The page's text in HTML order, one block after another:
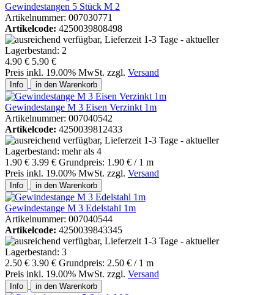
Gewindestangen 5 Stück M 2
Artikelnummer: 007030771
Artikelcode: 4250039808498
4.90 € 5.90 €
Preis inkl. 19.00% MwSt. zzgl. Versand
Info in den Warenkorb
Gewindestange M 3 Eisen Verzinkt 1m
Artikelnummer: 007040542
Artikelcode: 4250039812433
1.90 € 3.99 € Grundpreis: 1.90 € / 1 m
Preis inkl. 19.00% MwSt. zzgl. Versand
Info in den Warenkorb
Gewindestange M 3 Edelstahl 1m
Artikelnummer: 007040544
Artikelcode: 4250039843345
2.50 € 3.90 € Grundpreis: 2.50 € / 1 m
Preis inkl. 19.00% MwSt. zzgl. Versand
Info in den Warenkorb